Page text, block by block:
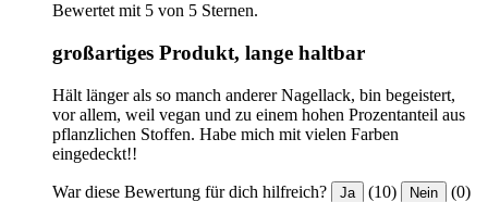
Bewertet mit 5 von 5 Sternen.
großartiges Produkt, lange haltbar
Hält länger als so manch anderer Nagellack, bin begeistert,
vor allem, weil vegan und zu einem hohen Prozentanteil aus
pflanzlichen Stoffen. Habe mich mit vielen Farben
eingedeckt!!
War diese Bewertung für dich hilfreich? Ja (10) Nein (0)